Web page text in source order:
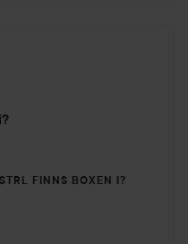
år
FINNS BOXEN I?